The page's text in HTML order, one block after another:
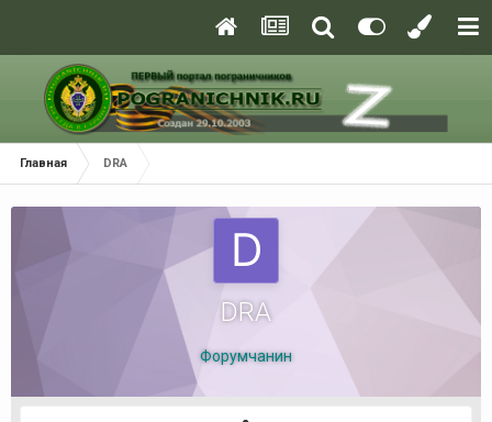
Главная DRA
DRA
Форумчанин